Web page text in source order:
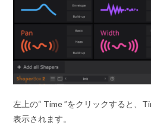
左上の“ Time ”をクリックすると、
表示されます。